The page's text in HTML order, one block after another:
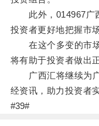
此外，014967广西
投资者更好地把握市
在这个多变的市场
将有助于投资者做出
广西汇将继续为广
经资讯，助力投资者
#39#